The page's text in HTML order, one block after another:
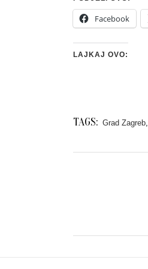
Facebook
LAJKAJ OVO:
TAGS: Grad Zagreb,